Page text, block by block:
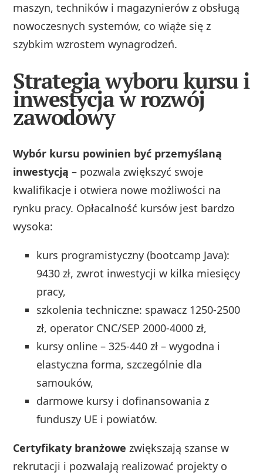
maszyn, techników i magazynierów z obsługą
nowoczesnych systemów, co wiąże się z
szybkim wzrostem wynagrodzeń.
Strategia wyboru kursu i
inwestycja w rozwój
zawodowy
Wybór kursu powinien być przemyślaną
inwestycją – pozwala zwiększyć swoje
kwalifikacje i otwiera nowe możliwości na
rynku pracy. Opłacalność kursów jest bardzo
wysoka:
kurs programistyczny (bootcamp Java):
9430 zł, zwrot inwestycji w kilka miesięcy
pracy,
szkolenia techniczne: spawacz 1250-2500
zł, operator CNC/SEP 2000-4000 zł,
kursy online – 325-440 zł – wygodna i
elastyczna forma, szczególnie dla
samouków,
darmowe kursy i dofinansowania z
funduszy UE i powiatów.
Certyfikaty branżowe zwiększają szanse w
rekrutacji i pozwalają realizować projekty o